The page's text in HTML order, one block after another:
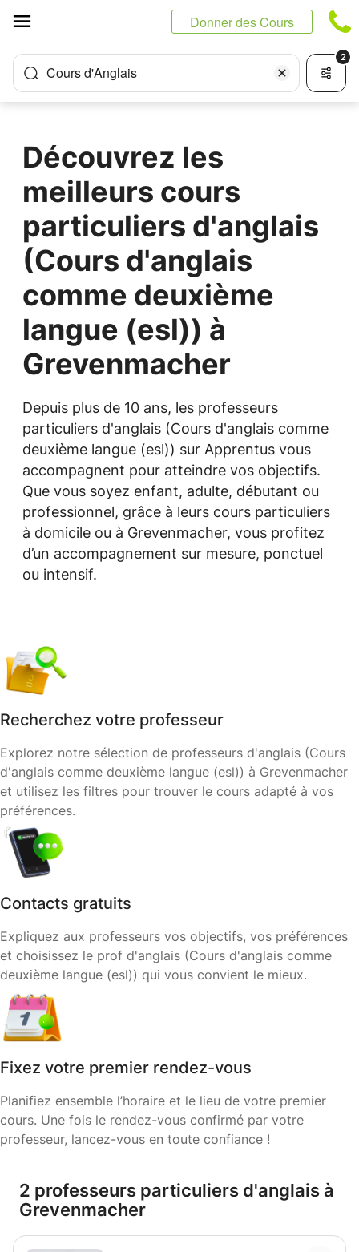
Donner des Cours
Cours d'Anglais
2
Découvrez les
meilleurs cours
particuliers d'anglais
(Cours d'anglais
comme deuxième
langue (esl)) à
Grevenmacher
Depuis plus de 10 ans, les professeurs
particuliers d'anglais (Cours d'anglais comme
deuxième langue (esl)) sur Apprentus vous
accompagnent pour atteindre vos objectifs.
Que vous soyez enfant, adulte, débutant ou
professionnel, grâce à leurs cours particuliers
à domicile ou à Grevenmacher, vous profitez
d’un accompagnement sur mesure, ponctuel
ou intensif.
Recherchez votre professeur
Explorez notre sélection de professeurs d'anglais (Cours
d'anglais comme deuxième langue (esl)) à Grevenmacher
et utilisez les filtres pour trouver le cours adapté à vos
préférences.
Contacts gratuits
Expliquez aux professeurs vos objectifs, vos préférences
et choisissez le prof d'anglais (Cours d'anglais comme
deuxième langue (esl)) qui vous convient le mieux.
Fixez votre premier rendez-vous
Planifiez ensemble l’horaire et le lieu de votre premier
cours. Une fois le rendez-vous confirmé par votre
professeur, lancez-vous en toute confiance !
2 professeurs particuliers d'anglais à
Grevenmacher